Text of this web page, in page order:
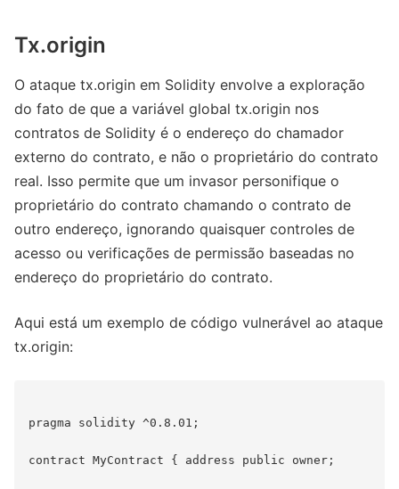
Tx.origin
O ataque tx.origin em Solidity envolve a exploração
do fato de que a variável global tx.origin nos
contratos de Solidity é o endereço do chamador
externo do contrato, e não o proprietário do contrato
real. Isso permite que um invasor personifique o
proprietário do contrato chamando o contrato de
outro endereço, ignorando quaisquer controles de
acesso ou verificações de permissão baseadas no
endereço do proprietário do contrato.
Aqui está um exemplo de código vulnerável ao ataque
tx.origin:
pragma solidity ^0.8.01;
contract MyContract { address public owner;